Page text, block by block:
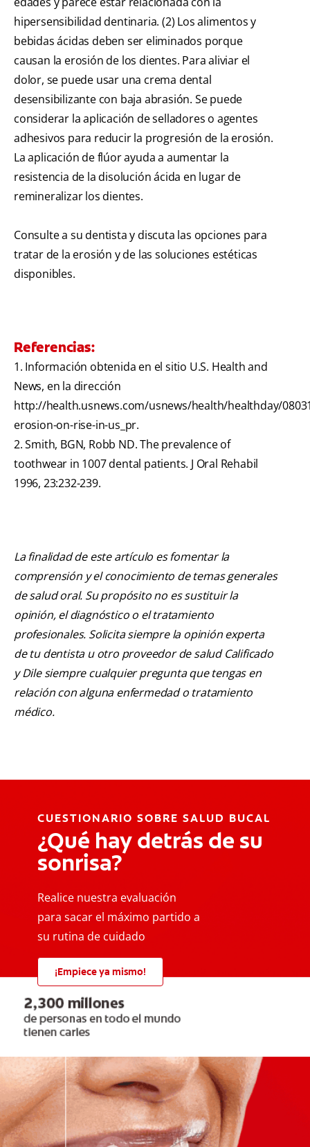
hipersensibilidad dentinaria. (2) Los alimentos y
bebidas ácidas deben ser eliminados porque
causan la erosión de los dientes. Para aliviar el
dolor, se puede usar una crema dental
desensibilizante con baja abrasión. Se puede
considerar la aplicación de selladores o agentes
adhesivos para reducir la progresión de la erosión.
La aplicación de flúor ayuda a aumentar la
resistencia de la disolución ácida en lugar de
remineralizar los dientes.
Consulte a su dentista y discuta las opciones para
tratar de la erosión y de las soluciones estéticas
disponibles.
Referencias:
1. Información obtenida en el sitio U.S. Health and
News, en la dirección
http://health.usnews.com/usnews/health/healthday/
erosion-on-rise-in-us_pr.
2. Smith, BGN, Robb ND. The prevalence of
toothwear in 1007 dental patients. J Oral Rehabil
1996, 23:232-239.
La finalidad de este artículo es fomentar la
comprensión y el conocimiento de temas generales
de salud oral. Su propósito no es sustituir la
opinión, el diagnóstico o el tratamiento
profesionales. Solicita siempre la opinión experta
de tu dentista u otro proveedor de salud Calificado
y Dile siempre cualquier pregunta que tengas en
relación con alguna enfermedad o tratamiento
médico.
CUESTIONARIO SOBRE SALUD BUCAL
¿Qué hay detrás de su
sonrisa?
Realice nuestra evaluación
para sacar el máximo partido a
su rutina de cuidado
¡Empiece ya mismo!